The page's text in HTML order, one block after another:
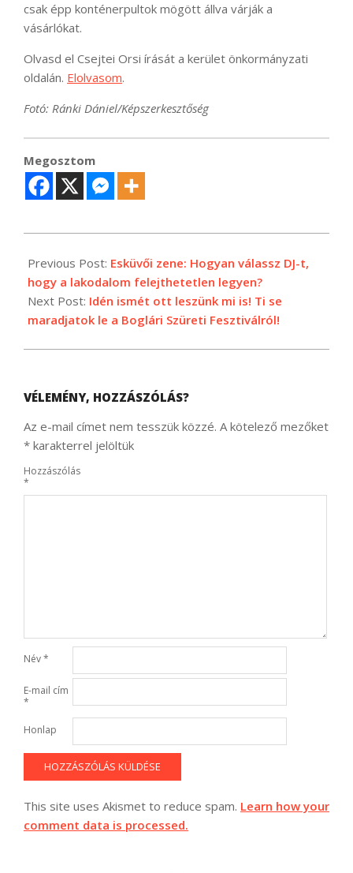
csak épp konténerpultok mögött állva várják a
vásárlókat.
Olvasd el Csejtei Orsi írását a kerület önkormányzati
oldalán. Elolvasom.
Fotó: Ránki Dániel/Képszerkesztőség
Megosztom
07-
14
Previous Post: Esküvői zene: Hogyan válassz DJ-t,
hogy a lakodalom felejthetetlen legyen?
Next Post: Idén ismét ott leszünk mi is! Ti se
maradjatok le a Boglári Szüreti Fesztiválról!
VÉLEMÉNY, HOZZÁSZÓLÁS?
Az e-mail címet nem tesszük közzé. A kötelező mezőket
* karakterrel jelöltük
Hozzászólás
*
Név*
E-mail cím
*
Honlap
This site uses Akismet to reduce spam. Learn how your
comment data is processed.